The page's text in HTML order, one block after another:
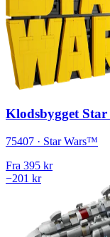
Klodsbygget Star
75407 · Star Wars™
Fra 395 kr
−201 kr